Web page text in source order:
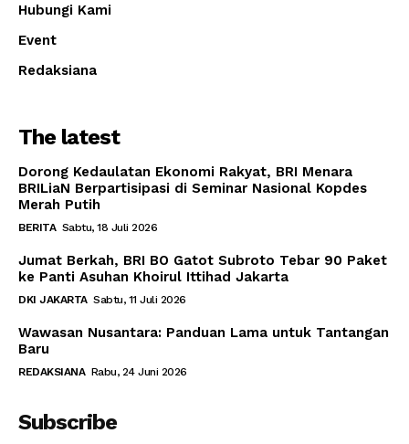
Hubungi Kami
Event
Redaksiana
The latest
Dorong Kedaulatan Ekonomi Rakyat, BRI Menara
BRILiaN Berpartisipasi di Seminar Nasional Kopdes
Merah Putih
BERITA Sabtu, 18 Juli 2026
Jumat Berkah, BRI BO Gatot Subroto Tebar 90 Paket
ke Panti Asuhan Khoirul Ittihad Jakarta
DKI JAKARTA Sabtu, 11 Juli 2026
Wawasan Nusantara: Panduan Lama untuk Tantangan
Baru
REDAKSIANA Rabu, 24 Juni 2026
Subscribe